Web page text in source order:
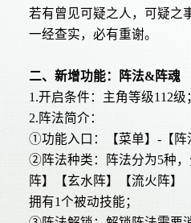
若有曾见可疑之人，可疑之
一经查实，必有重谢。
二、新增功能：阵法&阵魂
1.开启条件：主角等级112级
2.阵法简介：
①功能入口：【菜单】-【阵
②阵法种类：阵法分为5种
阵】【玄水阵】【流火阵】
拥有1个被动技能；